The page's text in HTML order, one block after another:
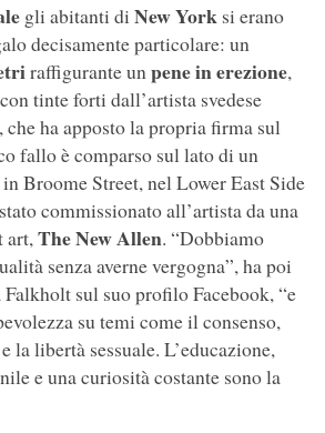
gli abitanti di New Yorksi erano
decisamente particolare: un
raffigurante unpene in erezione,
tinte forti dall’artista svedese
che ha apposto la propria firma sul
fallo è comparso sul lato di un
Broome Street, nel Lower East Side
commissionato all’artista da una
art,The New Allen. “Dobbiamo
senza averne vergogna”, ha poi
sul suo profilo Facebook, “e
su temi come il consenso,
la libertà sessuale. L’educazione,
e una curiosità costante sono la